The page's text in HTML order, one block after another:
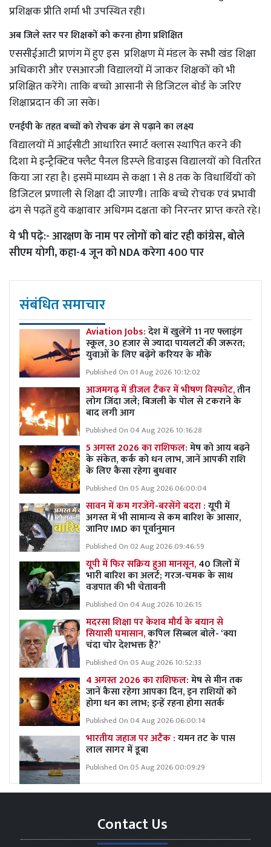
प्रशिक्षक प्रीति शर्मा भी उपस्थित रही।
अब जिले स्तर पर शिक्षकों को करना होगा प्रशिक्षित
एससीईआटी प्राणंग में हुए इस प्रशिक्षण में मंडल के सभी खंड शिक्षा
अधिकारी और एसआरजी विद्यालयों में जाकर शिक्षकों को भी
प्रशिक्षित करेंगे। ताकि बच्चो आसानी से डिजिटल बोर्ड के जरिए
शिक्षाप्रदान की जा सके।
एनईपी के तहत बच्चों को रोचक ढंग से पढ़ाने का लक्ष्य
विद्यालयों में आईसीटी आधारित स्मार्ट क्लास स्थापित करने की
दिशा मे इन्ट्रैक्टिव फ्लैट पैनल डिस्प्ले डिवाइस विद्यालयों को वितरित
किया जा रहा है। इसमें माध्यम से कक्षा 1 से 8 तक के विधार्थियों को
डिजिटल प्रणाली से शिक्षा दी जाएगी। ताकि बच्चे रोचक एवं प्रभावी
ढंग से पढ़तें हुये कक्षावार अधिगम दक्षता को निरन्तर प्राप्त करते रहे।
ये भी पढ़े:-आरक्षण के नाम पर लोगों को बांट रही कांग्रेस, बोले
सीएम योगी, कहा-4 जून को NDA करेगा 400 पार
संबंधित समाचार
Aviation Jobs:देश में खुलेंगे 11 नए फ्लाइंग
स्कूल, 30 हजार से ज्यादा पायलटों की जरूरत;
युवाओं के लिए बढ़ेंगे करियर के मौके
Published On 01 Aug 2026 10:12:02
आजमगढ़ में डीजल टैंकर में भीषण विस्फोट,तीन
लोग जिंदा जले; बिजली के पोल से टकराने के
बाद लगी आग
Published On 04 Aug 2026 10:16:28
5 अगस्त 2026 का राशिफल:मेष को आय बढ़ने
के संकेत, कर्क को धन लाभ, जानें आपकी राशि
के लिए कैसा रहेगा बुधवार
Published On 05 Aug 2026 06:00:04
सावन में कम गरजेंगे-बरसेंगे बदरा :यूपी में
अगस्त में भी सामान्य से कम बारिश के आसार,
जानिए IMD का पूर्वानुमान
Published On 02 Aug 2026 09:46:59
यूपी में फिर सक्रिय हुआ मानसून,40 जिलों में
भारी बारिश का अलर्ट; गरज-चमक के साथ
वज्रपात की भी चेतावनी
Published On 04 Aug 2026 10:26:15
मदरसा शिक्षा पर केशव मौर्य के बयान से
सियासी घमासान,कपिल सिब्बल बोले- ‘क्या
चंदा चोर देशभक्त हैं?’
Published On 05 Aug 2026 10:52:33
4 अगस्त 2026 का राशिफल:मेष से मीन तक
जानें कैसा रहेगा आपका दिन, इन राशियों को
होगा धन का लाभ; इन्हें रहना होगा सतर्क
Published On 04 Aug 2026 06:00:14
भारतीय जहाज पर अटैक :यमन तट के पास
लाल सागर में डूबा
Published On 05 Aug 2026 00:09:29
Contact Us